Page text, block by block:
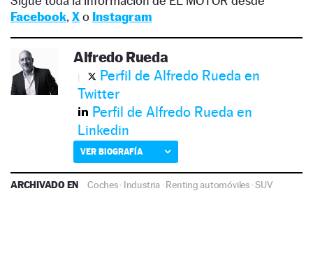
Facebook, Xo Instagram
Alfredo Rueda
Perfil de Alfredo Rueda en
Twitter
Perfil de Alfredo Rueda en
Linkedin
VER BIOGRAFÍA
ARCHIVADO EN Coches· Industria·Renting automóviles·SUV